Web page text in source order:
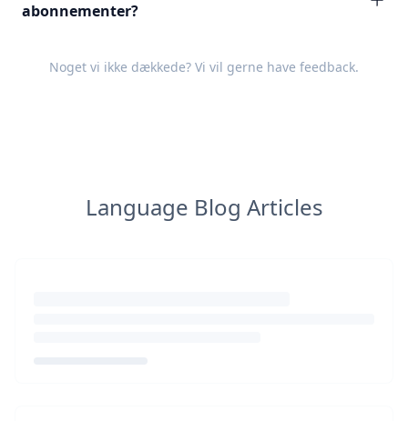
abonnementer?
Noget vi ikke dækkede? Vi vil gerne have feedback.
Language Blog Articles